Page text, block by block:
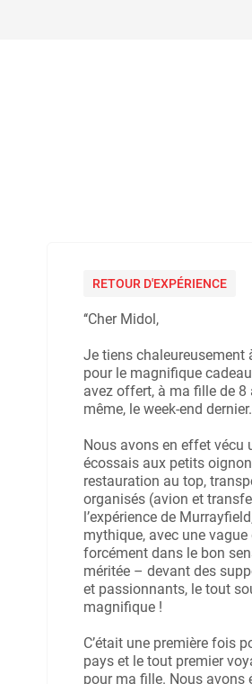
RETOUR D'EXPÉRIENCE
‘‘Cher Midol,
Je tiens chaleureusement
pour le magnifique
avez offert, à ma fille de 8
même, le week-end dernier.
Nous avons en effet vécu
écossais aux petits
restauration au top,
organisés (avion et
l’expérience de
mythique, avec une vague
forcément dans le bon
méritée – devant des
et passionnants, le tout
magnifique !
C’était une première fois
pays et le tout premier
pour ma fille. Nous avons